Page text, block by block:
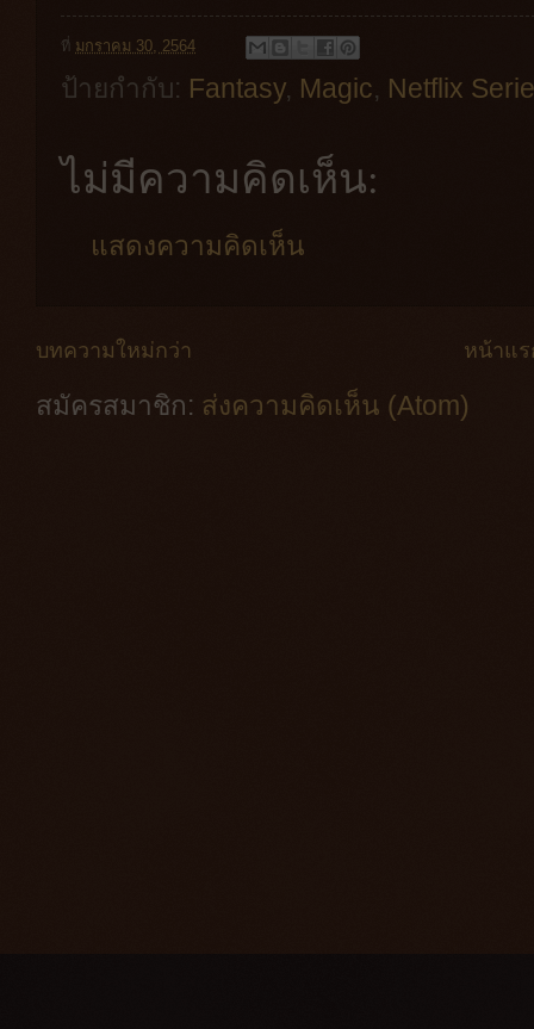
ที่ มกราคม 30, 2564
ป้ายกำกับ: Fantasy, Magic, Netflix
ไม่มีความคิดเห็น:
แสดงความคิดเห็น
บทความใหม่กว่า หน้าแร
สมัครสมาชิก: ส่งความคิดเห็น (Atom)